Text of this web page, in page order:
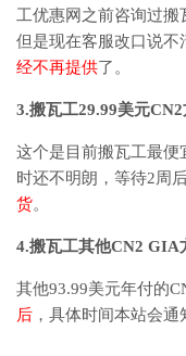
工优惠网之前咨询过搬
但是现在客服改口说不
经不再提供了。
3.搬瓦工29.99美元
这个是目前搬瓦工最便
时还不明朗，等待2周
货。
4.搬瓦工其他CN2 GIA
其他93.99美元年付的
后 ，具体时间本站会通